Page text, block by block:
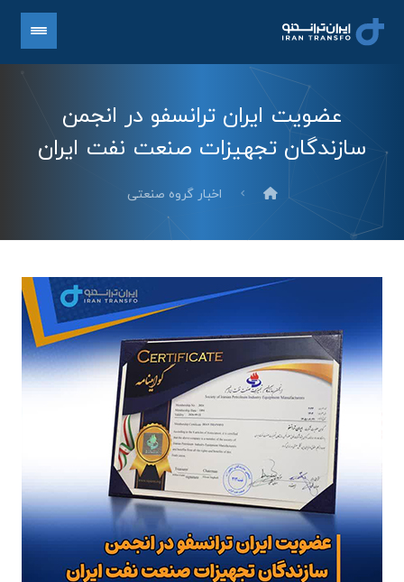
عضویت ایران ترانسفو در انجمن
سازندگان تجهیزات صنعت نفت ایران
اخبار گروه صنعتی